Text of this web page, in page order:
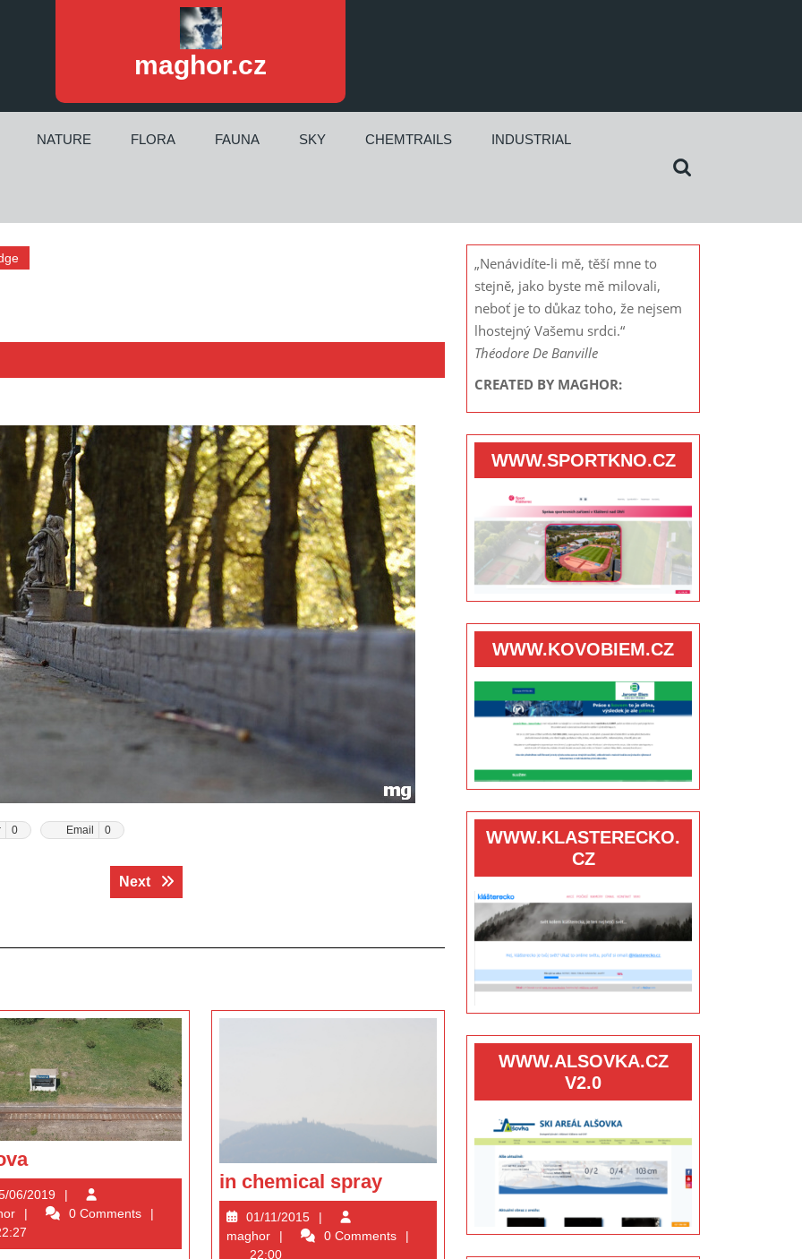
maghor.cz
NATURE FLORA FAUNA SKY CHEMTRAILS INDUSTRIAL
0 Email 0
Next Next post:
rusova
06/2019
05/06/2019
maghor0 Comments
in chemical sprayin
chemical
spray
01/11/2015
01/11/2015
maghor
maghor0 Comments
22:00
„Nenávidíte-li mě, těší mne to
stejně, jako byste mě milovali,
neboť je to důkaz toho, že nejsem
lhostejný Vašemu srdci.“
Théodore De Banville
CREATED BY MAGHOR:
WWW.SPORTKNO.CZ
WWW.KOVOBIEM.CZ
WWW.KLASTERECKO.
CZ
WWW.ALSOVKA.CZ
V2.0